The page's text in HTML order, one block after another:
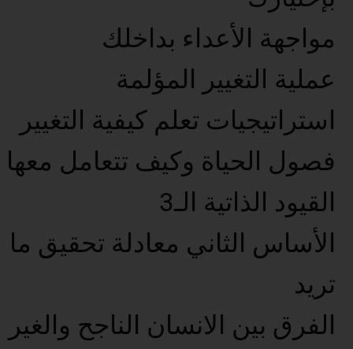
مواجهة الأعداء بداخلك
عملية التغيير المؤلمة
استراتيجيات تعلم كيفية التغيير
فصول الحياة وكيف تتعامل معها
القيود الذاتية الـ3
الأساس الثاني معادلة تحقيق ما
تريد
الفرق بين الانسان الناجح والغير